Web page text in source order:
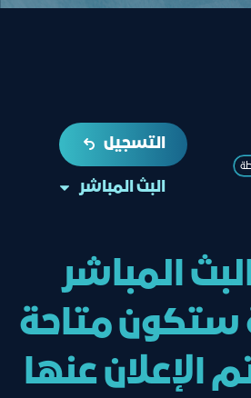
التسجيل
البث المباشر
المباشر
ستكون متاحة
الإعلان عنها